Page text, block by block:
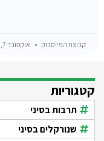
קבוצת הפייסבוק אוקטובר 7, 2023
קטגוריות
תרבות בסיני
שנורקלים בסיני